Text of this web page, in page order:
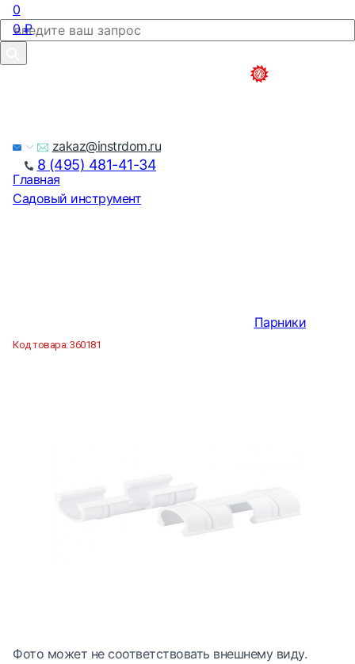
zakaz@instrdom.ru
8 (495) 481-41-34
0
0₽
Главная
Садовый инструмент
Парники
Код товара:360181
Фото может не соответствовать внешнему виду.